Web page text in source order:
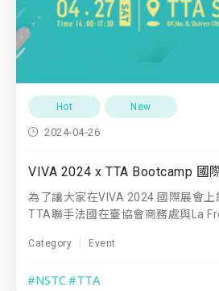
Hot New
2024-04-26
VIVA 2024 x TTA Bootcamp 國
為了讓大家在VIVA 2024 國際展會上
TTA聯手法國在臺協會商務處與La
Category Event
#NSTC#TTA